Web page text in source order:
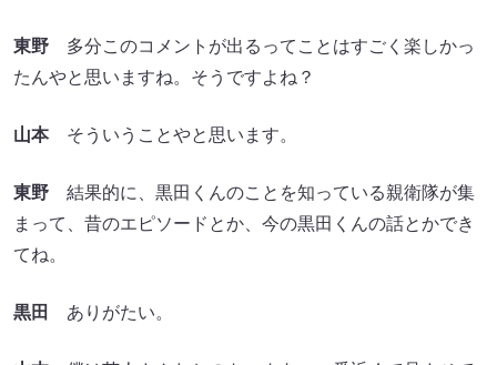
東野 多分このコメントが出るってことはすごく楽しかっ
たんやと思いますね。そうですよね？
山本そういうことやと思います。
東野 結果的に、黒田くんのことを知っている親衛隊が集
まって、昔のエピソードとか、今の黒田くんの話とかでき
てね。
黒田 ありがたい。